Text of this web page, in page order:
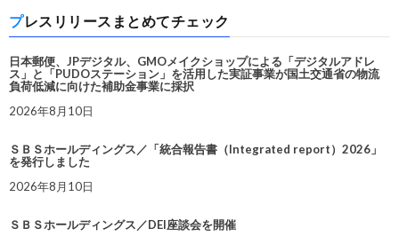
プレスリリースまとめてチェック
日本郵便、JPデジタル、GMOメイクショップによる「デジタルアドレ
ス」と「PUDOステーション」を活用した実証事業が国土交通省の物流
負荷低減に向けた補助金事業に採択
2026年8月10日
ＳＢＳホールディングス／「統合報告書（Integrated report）2026」
を発行しました
2026年8月10日
ＳＢＳホールディングス／DEI座談会を開催